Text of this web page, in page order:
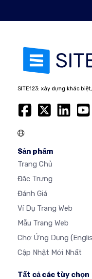
SITE123: xây dựng khác
Sản phẩm
Trang Chủ
Đặc Trưng
Đánh Giá
Ví Dụ Trang Web
Mẫu Trang Web
Chợ Ứng Dụng
Cập Nhật Mới Nhất
Tất cả các tùy chọn